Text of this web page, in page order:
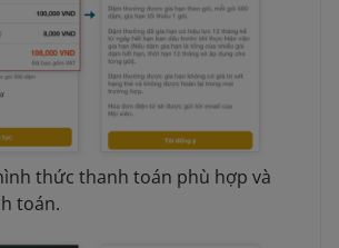
thức thanh toán phù hợp và
toán.